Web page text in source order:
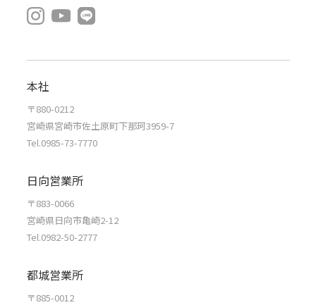
本社
〒880-0212
宮崎県宮崎市佐土原町下那珂3959-7
Tel.0985-73-7770
日向営業所
〒883-0066
宮崎県日向市亀崎2-12
Tel.0982-50-2777
都城営業所
〒885-0012